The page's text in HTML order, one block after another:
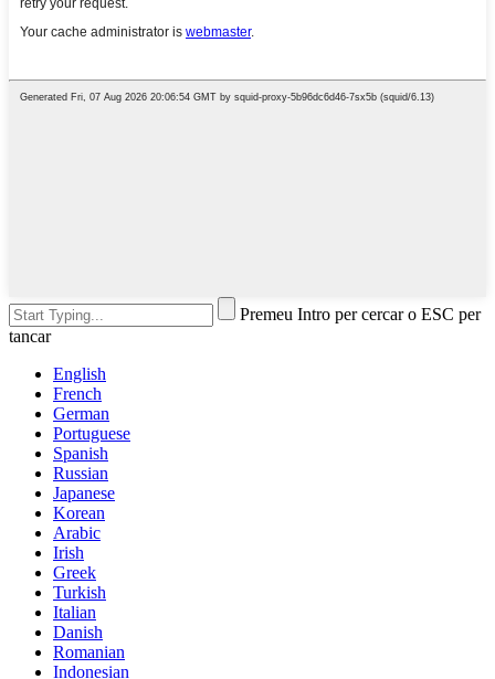
Premeu Intro per cercar o ESC per
tancar
English
French
German
Portuguese
Spanish
Russian
Japanese
Korean
Arabic
Irish
Greek
Turkish
Italian
Danish
Romanian
Indonesian